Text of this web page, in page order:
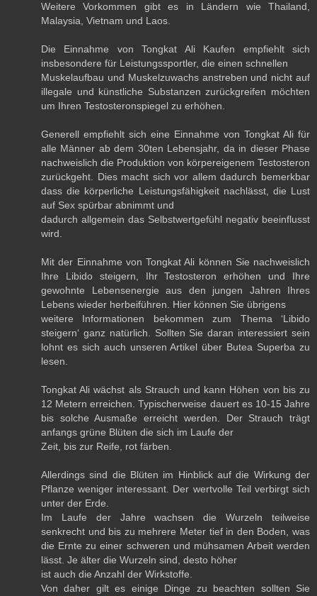
Weitere Vorkommen gibt es in Ländern wie Thailand,
Malaysia, Vietnam und Laos.
Die Einnahme von Tongkat Ali Kaufen empfiehlt sich
insbesondere für Leistungssportler, die einen schnellen
Muskelaufbau und Muskelzuwachs anstreben und nicht auf
illegale und künstliche Substanzen zurückgreifen möchten
um Ihren Testosteronspiegel zu erhöhen.
Generell empfiehlt sich eine Einnahme von Tongkat Ali für
alle Männer ab dem 30ten Lebensjahr, da in dieser Phase
nachweislich die Produktion von körpereigenem Testosteron
zurückgeht. Dies macht sich vor allem dadurch bemerkbar
dass die körperliche Leistungsfähigkeit nachlässt, die Lust
auf Sex spürbar abnimmt und
dadurch allgemein das Selbstwertgefühl negativ beeinflusst
wird.
Mit der Einnahme von Tongkat Ali können Sie nachweislich
Ihre Libido steigern, Ihr Testosteron erhöhen und Ihre
gewohnte Lebensenergie aus den jungen Jahren Ihres
Lebens wieder herbeiführen. Hier können Sie übrigens
weitere Informationen bekommen zum Thema ‘Libido
steigern‘ ganz natürlich. Sollten Sie daran interessiert sein
lohnt es sich auch unseren Artikel über Butea Superba zu
lesen.
Tongkat Ali wächst als Strauch und kann Höhen von bis zu
12 Metern erreichen. Typischerweise dauert es 10-15 Jahre
bis solche Ausmaße erreicht werden. Der Strauch trägt
anfangs grüne Blüten die sich im Laufe der
Zeit, bis zur Reife, rot färben.
Allerdings sind die Blüten im Hinblick auf die Wirkung der
Pflanze weniger interessant. Der wertvolle Teil verbirgt sich
unter der Erde.
Im Laufe der Jahre wachsen die Wurzeln teilweise
senkrecht und bis zu mehrere Meter tief in den Boden, was
die Ernte zu einer schweren und mühsamen Arbeit werden
lässt. Je älter die Wurzeln sind, desto höher
ist auch die Anzahl der Wirkstoffe.
Von daher gilt es einige Dinge zu beachten sollten Sie